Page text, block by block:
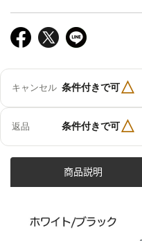
キャンセル 条件付きで可△
返品 条件付きで可△
商品説明